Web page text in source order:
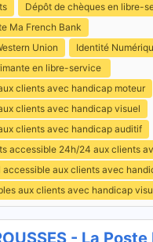
Dépôt de chèques en libre-
Ma French Bank
Union
Identité
en libre-service
clients avec handicap moteur
clients avec handicap visuel
clients avec handicap auditif
accessible 24h/24 aux clients
accessible aux clients avec
aux clients avec handicap
- La Poste